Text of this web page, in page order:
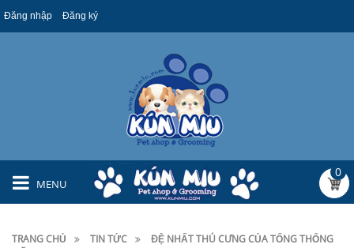
Đăng nhập Đăng ký
MENU
0
TRANG CHỦ TIN TỨC
ĐỆ NHẤT THÚ CƯNG CỦA TỔNG THỐNG